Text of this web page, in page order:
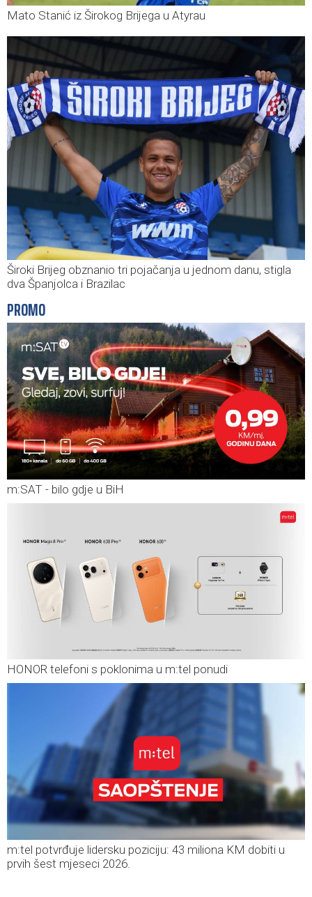
Mato Stanić iz Širokog Brijega u Atyrau
Široki Brijeg obznanio tri pojačanja u jednom danu, stigla
dva Španjolca i Brazilac
PROMO
m:SAT - bilo gdje u BiH
HONOR telefoni s poklonima u m:tel ponudi
m:tel potvrđuje lidersku poziciju: 43 miliona KM dobiti u
prvih šest mjeseci 2026.